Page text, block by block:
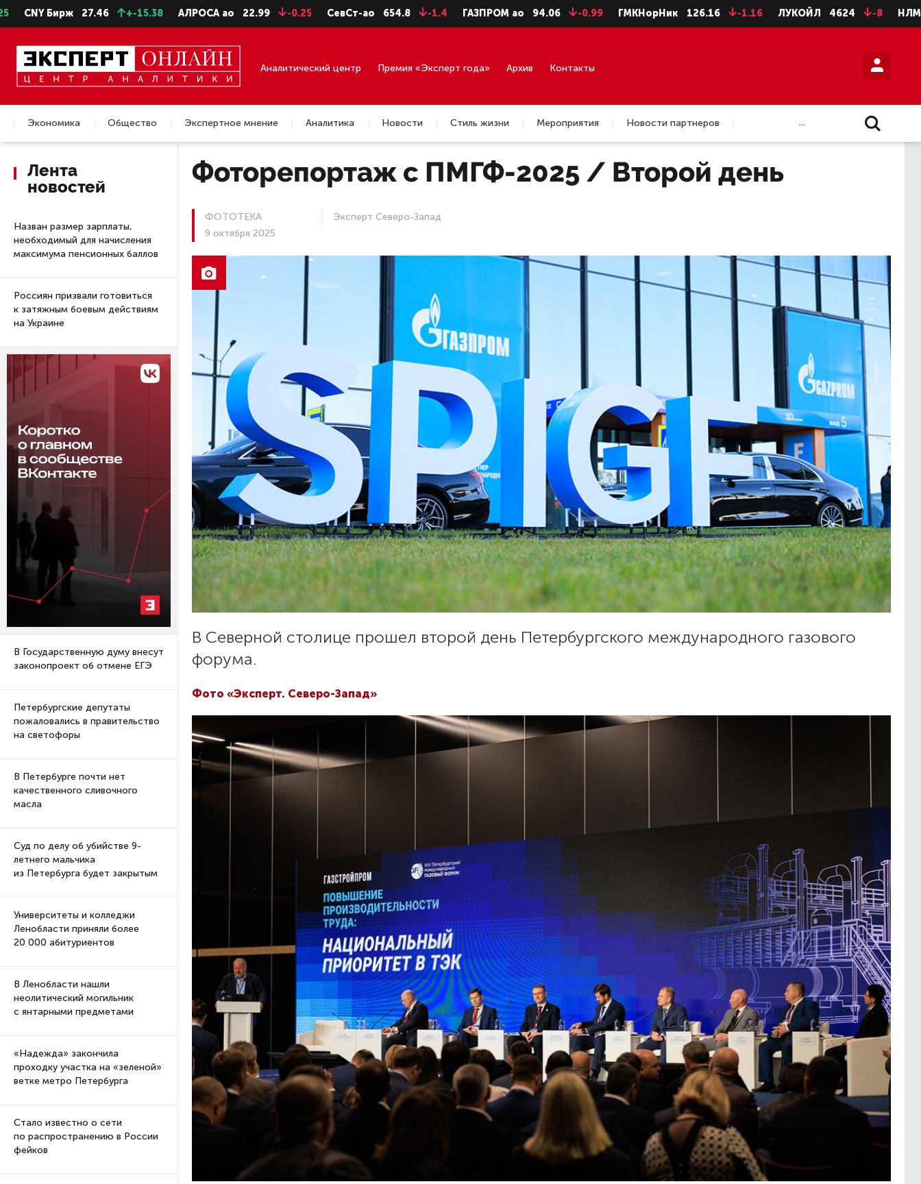
+-15.38 АЛРОСА ао 22.99 -0.25 СевСт-ао 654.8 -1.4 ГАЗПРОМ ао 94.06 -0.99 ГМКНорНик 126.16 -1.16 ЛУКОЙЛ 4624 -8 НЛМК ао 73.96 -
Аналитический центр Премия «Эксперт года» Архив Контакты
Экономика Общество Экспертное мнение Аналитика Новости Стиль жизни Мероприятия
Новости партнеров
Недвижимость
...
Лента
новостей
Назван размер зарплаты,
необходимый для начисления
максимума пенсионных баллов
Россиян призвали готовиться
к затяжным боевым действиям
на Украине
В Государственную думу внесут
законопроект об отмене ЕГЭ
Петербургские депутаты
пожаловались в правительство
на светофоры
В Петербурге почти нет
качественного сливочного
масла
Суд по делу об убийстве 9-
летнего мальчика
из Петербурга будет закрытым
Университеты и колледжи
Ленобласти приняли более
20 000 абитуриентов
В Ленобласти нашли
неолитический могильник
с янтарными предметами
«Надежда» закончила
проходку участка на «зеленой»
ветке метро Петербурга
Стало известно о сети
по распространению в России
фейков
Фоторепортаж с ПМГФ-2025 / Второй день
ФОТОТЕКА
9 октября 2025
Эксперт Северо-Запад
В Северной столице прошел второй день Петербургского международного газового
форума.
Фото «Эксперт. Северо-Запад»